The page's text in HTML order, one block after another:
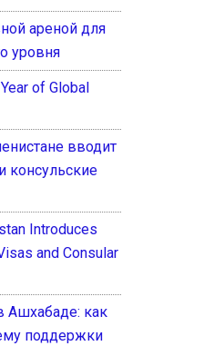
ареной для
уровня
of Global
вводит
консульские
Introduces
and Consular
Ашхабаде: как
поддержки